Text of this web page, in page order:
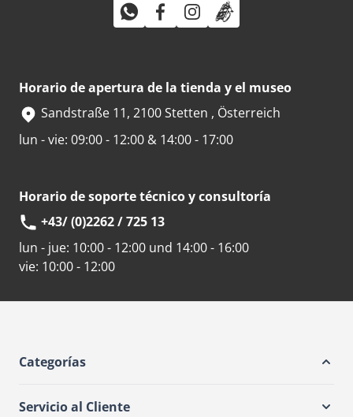
Horario de apertura de la tienda y el museo
Sandstraße 11, 2100 Stetten , Österreich
lun - vie: 09:00 - 12:00 & 14:00 - 17:00
Horario de soporte técnico y consultoría
+43/ (0)2262 / 725 13
lun - jue: 10:00 - 12:00 und 14:00 - 16:00
vie: 10:00 - 12:00
Categorías
Servicio al Cliente